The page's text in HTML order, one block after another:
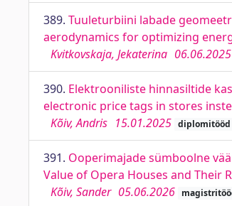
389. Tuuleturbiini labade
aerodynamics for optimizing
Kvitkovskaja, Jekaterina 06.06.2025
390. Elektrooniliste hinnasiltide
electronic price tags in stores
Kõiv, Andris 15.01.2025 diplomitööd
391. Ooperimajade sümboolne
Value of Opera Houses and Their
Kõiv, Sander 05.06.2026